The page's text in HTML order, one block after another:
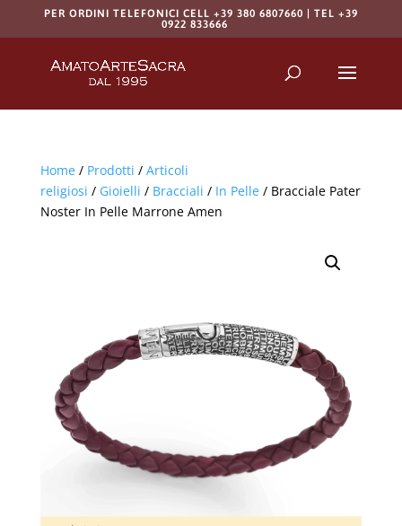
PER ORDINI TELEFONICI CELL +39 380 6807660 | TEL +39
0922 833666
Home/ Prodotti / Articoli
religiosi / Gioielli / Bracciali / In Pelle/ Bracciale Pater
Noster In Pelle Marrone Amen